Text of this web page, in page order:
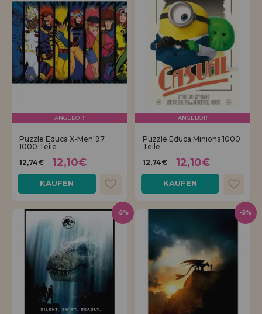
ANGEBOT!
Puzzle Educa X-Men'97
1000 Teile
12,74€
12,10€
KAUFEN
ANGEBOT!
Puzzle Educa Minions 1000
Teile
12,74€
12,10€
KAUFEN
-5% -5%